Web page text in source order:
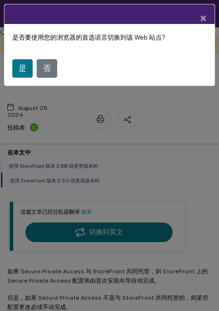
Citrix Secure Private Access Citrix Secure Private Access - 本地
这篇文章已经过机器翻译.放弃
切换到英文
如果 Secure Private Access 与 StoreFront 共同托管，则 StoreFront 上的
Secure Private Access 配置将由首次安装向导自动完成。
但是，如果 Secure Private Access 不是与 StoreFront 共同托管的，则某些
配置更改必须手动完成。
StoreFront
August 26,
2024
投稿者:
C
在本文中
使用 StoreFront 版本 2308 或更早版本时
使用 StoreFront 版本 2.3.11 或更高版本时
×
是否要使用您的浏览器的首选语言切换到该 Web 站点?
是 否